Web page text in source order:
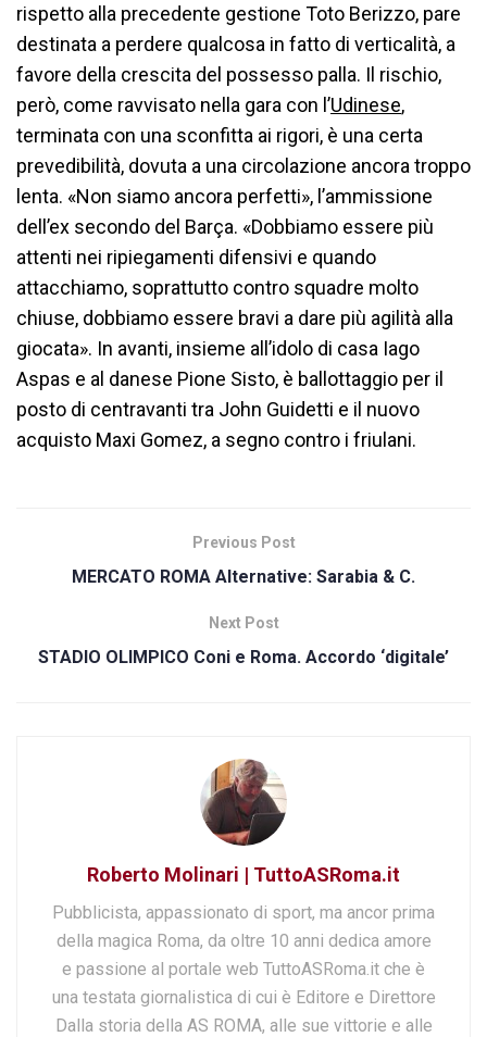
rispetto alla precedente gestione Toto Berizzo, pare
destinata a perdere qualcosa in fatto di verticalità, a
favore della crescita del possesso palla. Il rischio,
però, come ravvisato nella gara con l’Udinese,
terminata con una sconfitta ai rigori, è una certa
prevedibilità, dovuta a una circolazione ancora troppo
lenta. «Non siamo ancora perfetti», l’ammissione
dell’ex secondo del Barça. «Dobbiamo essere più
attenti nei ripiegamenti difensivi e quando
attacchiamo, soprattutto contro squadre molto
chiuse, dobbiamo essere bravi a dare più agilità alla
giocata». In avanti, insieme all’idolo di casa Iago
Aspas e al danese Pione Sisto, è ballottaggio per il
posto di centravanti tra John Guidetti e il nuovo
acquisto Maxi Gomez, a segno contro i friulani.
Previous Post
MERCATO ROMA Alternative: Sarabia & C.
Next Post
STADIO OLIMPICO Coni e Roma. Accordo ‘digitale’
Roberto Molinari | TuttoASRoma.it
Pubblicista, appassionato di sport, ma ancor prima
della magica Roma, da oltre 10 anni dedica amore
e passione al portale web TuttoASRoma.it che è
una testata giornalistica di cui è Editore e Direttore
Dalla storia della AS ROMA, alle sue vittorie e alle